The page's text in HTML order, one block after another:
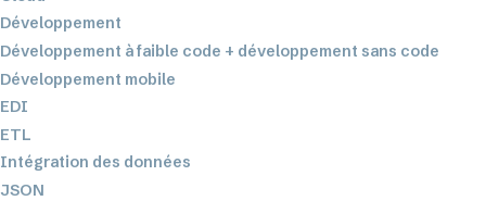
Développement
Développement à faible code + développement sans code
Développement mobile
EDI
ETL
Intégration des données
JSON